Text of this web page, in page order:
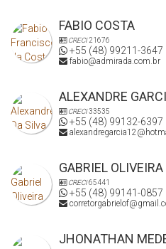
grande oportunidade. Você vai
FABIO COSTA
CRECI21676
+55 (48) 99211-3647
fabio@admirada.com.br
ALEXANDRE
CRECI33535
+55 (48) 99132-6397
GABRIEL OLIVEIRA
CRECI65441
+55 (48) 99141-0857
JHONATHAN